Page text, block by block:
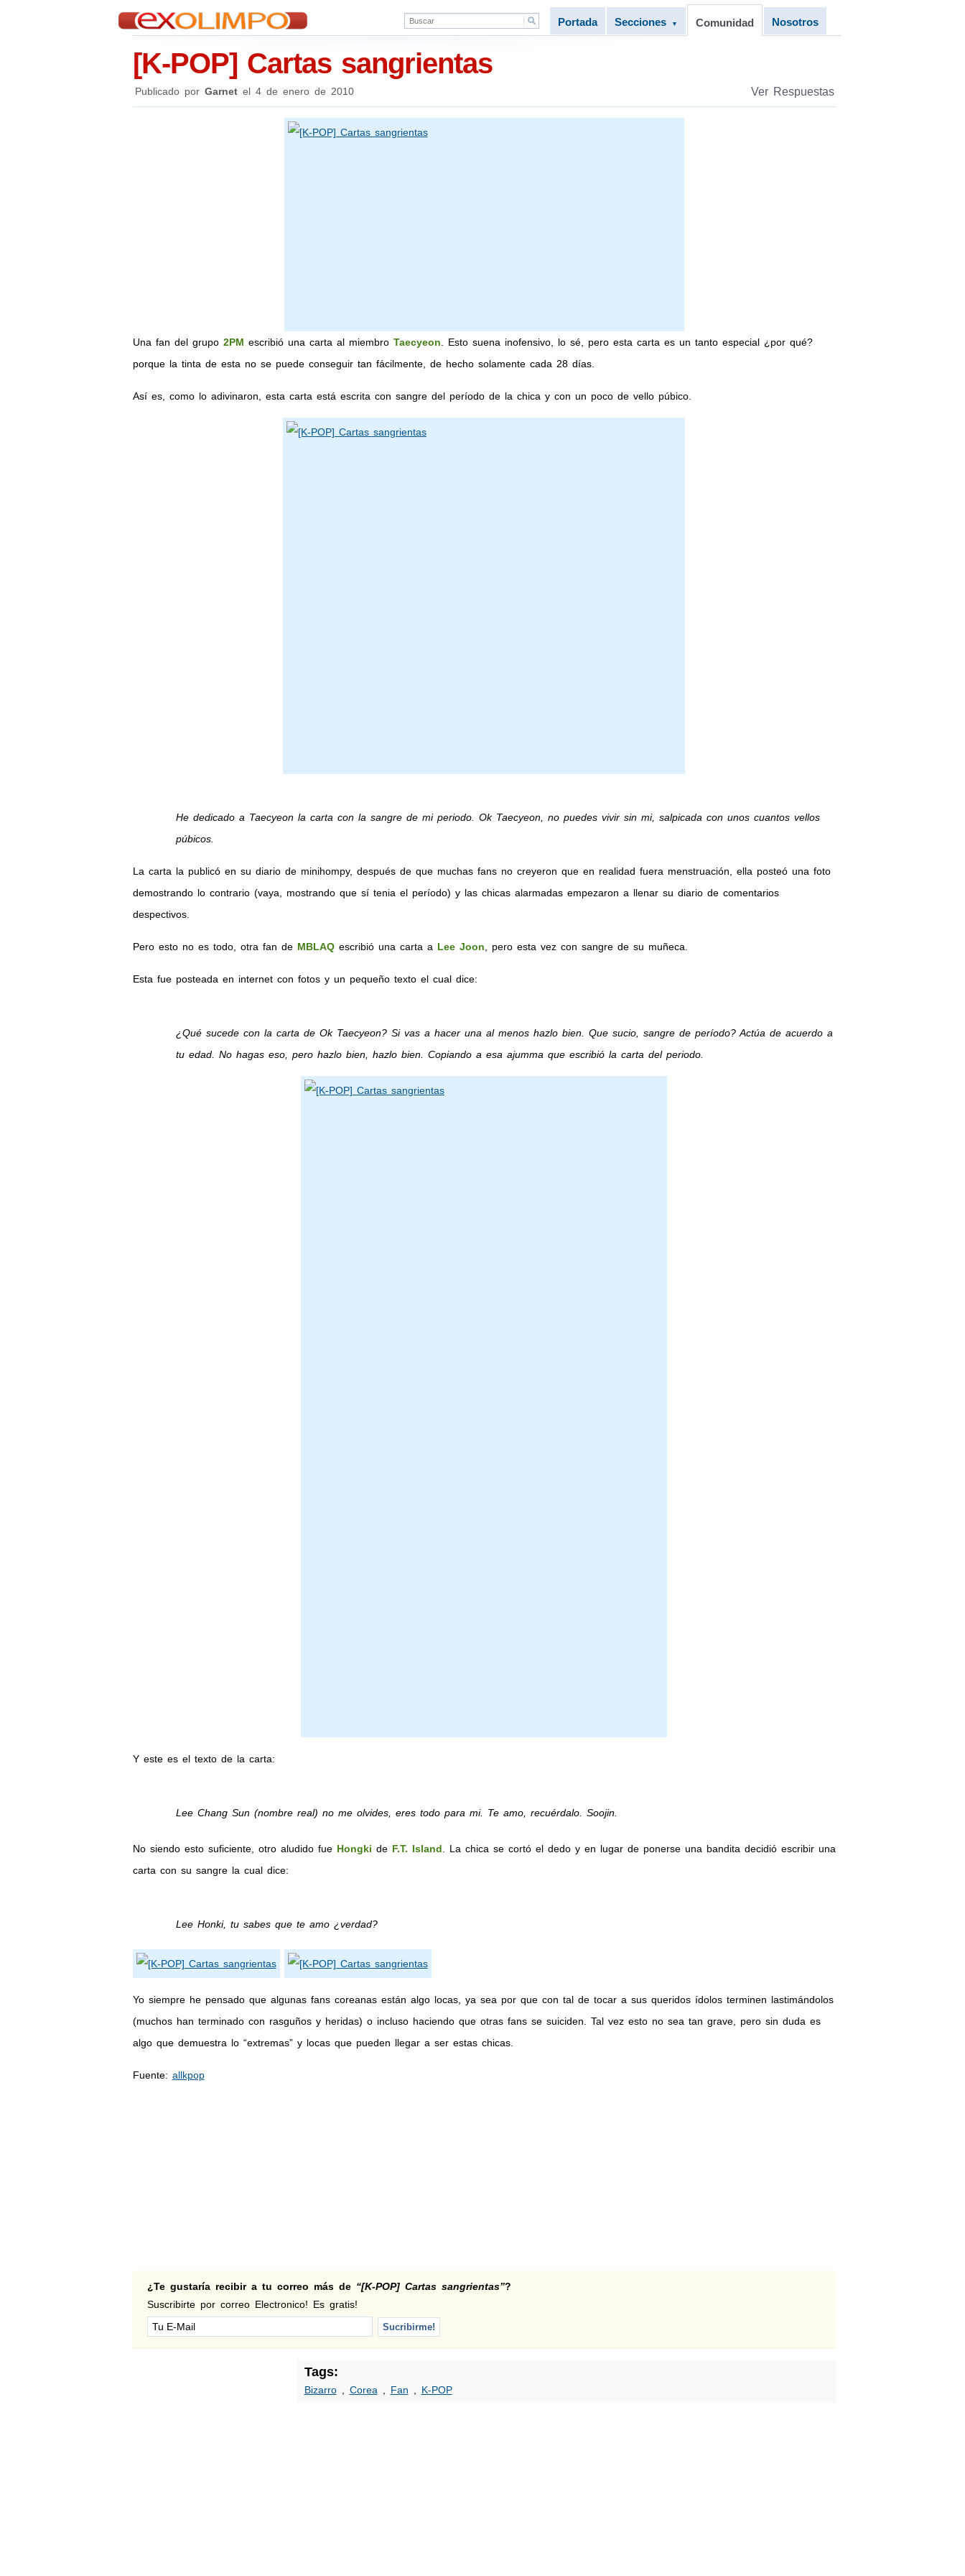
Portada Secciones ▼ Comunidad Nosotros
[K-POP] Cartas sangrientas
Publicado por Garnetel 4 de enero de 2010 Ver Respuestas
Una fan del grupo 2PM escribió una carta al miembro Taecyeon . Esto suena inofensivo, lo sé, pero esta carta es un tanto especial ¿por qué?
porque la tinta de esta no se puede conseguir tan fácilmente, de hecho solamente cada 28 días.
Así es, como lo adivinaron, esta carta está escrita con sangre del período de la chica y con un poco de vello púbico.
He dedicado a Taecyeon la carta con la sangre de mi periodo. Ok Taecyeon, no puedes vivir sin mi, salpicada con unos cuantos vellos
púbicos.
La carta la publicó en su diario de minihompy, después de que muchas fans no creyeron que en realidad fuera menstruación, ella posteó una foto
demostrando lo contrario (vaya, mostrando que sí tenia el período) y las chicas alarmadas empezaron a llenar su diario de comentarios
despectivos.
Pero esto no es todo, otra fan de MBLAQescribió una carta a Lee Joon , pero esta vez con sangre de su muñeca.
Esta fue posteada en internet con fotos y un pequeño texto el cual dice:
¿Qué sucede con la carta de Ok Taecyeon? Si vas a hacer una al menos hazlo bien. Que sucio, sangre de período? Actúa de acuerdo a
tu edad. No hagas eso, pero hazlo bien, hazlo bien. Copiando a esa ajumma que escribió la carta del periodo.
Y este es el texto de la carta:
Lee Chang Sun (nombre real) no me olvides, eres todo para mi. Te amo, recuérdalo. Soojin.
No siendo esto suficiente, otro aludido fue Hongki de F.T. Island . La chica se cortó el dedo y en lugar de ponerse una bandita decidió escribir una
carta con su sangre la cual dice:
Lee Honki, tu sabes que te amo ¿verdad?
Yo siempre he pensado que algunas fans coreanas están algo locas, ya sea por que con tal de tocar a sus queridos ídolos terminen lastimándolos
(muchos han terminado con rasguños y heridas) o incluso haciendo que otras fans se suiciden. Tal vez esto no sea tan grave, pero sin duda es
algo que demuestra lo “extremas” y locas que pueden llegar a ser estas chicas.
Fuente: allkpop
¿Te gustaría recibir a tu correo más de “[K-POP] Cartas sangrientas”?
Suscribirte por correo Electronico! Es gratis!
Tags:
Bizarro, Corea Fan K-POP